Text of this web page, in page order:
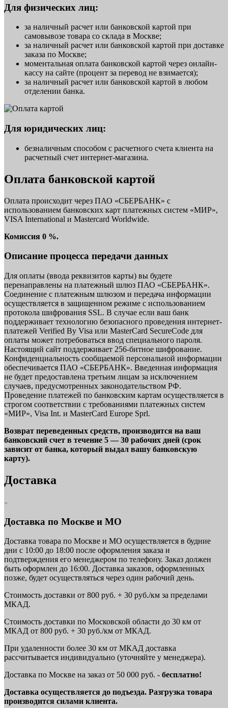
Для физических лиц:
за наличный расчет или банковской картой при
самовывозе товара со склада в Москве;
за наличный расчет или банковской картой при доставке
заказа по Москве;
моментальная оплата банковской картой через онлайн-
кассу на сайте (процент за перевод не взимается);
за наличный расчет или банковской картой в любом
отделении банка.
Для юридических лиц:
безналичным способом с расчетного счета клиента на
расчетный счет интернет-магазина.
Оплата банковской картой
Оплата происходит через ПАО «СБЕРБАНК» с
использованием банковских карт платежных систем «МИР»,
VISA International и Mastercard Worldwide.
Комиссия 0 %.
Описание процесса передачи данных
Для оплаты (ввода реквизитов карты) вы будете
перенаправлены на платежный шлюз ПАО «СБЕРБАНК».
Соединение с платежным шлюзом и передача информации
осуществляется в защищенном режиме с использованием
протокола шифрования SSL. В случае если ваш банк
поддерживает технологию безопасного проведения интернет-
платежей Verified By Visa или MasterCard SecureCode для
оплаты может потребоваться ввод специального пароля.
Настоящий сайт поддерживает 256-битное шифрование.
Конфиденциальность сообщаемой персональной информации
обеспечивается ПАО «СБЕРБАНК». Введенная информация
не будет предоставлена третьим лицам за исключением
случаев, предусмотренных законодательством РФ.
Проведение платежей по банковским картам осуществляется в
строгом соответствии с требованиями платежных систем
«МИР», Visa Int. и MasterCard Europe Sprl.
Возврат переведенных средств, производится на ваш
банковский счет в течение 5 — 30 рабочих дней (срок
зависит от банка, который выдал вашу банковскую
карту).
Доставка
Доставка по Москве и МО
Доставка товара по Москве и МО осуществляется в будние
дни с 10:00 до 18:00 после оформления заказа и
подтверждения его менеджером по телефону. Заказ должен
быть оформлен до 16:00. Доставка заказов, оформленных
позже, будет осуществляться через один рабочий день.
Стоимость доставки от 800 руб. + 30 руб./км за пределами
МКАД.
Стоимость доставки по Московской области до 30 км от
МКАД от 800 руб. + 30 руб./км от МКАД.
При удаленности более 30 км от МКАД доставка
рассчитывается индивидуально (уточняйте у менеджера).
Доставка по Москве на заказ от 50 000 руб. - бесплатно!
Доставка осуществляется до подъезда. Разгрузка товара
производится силами клиента.